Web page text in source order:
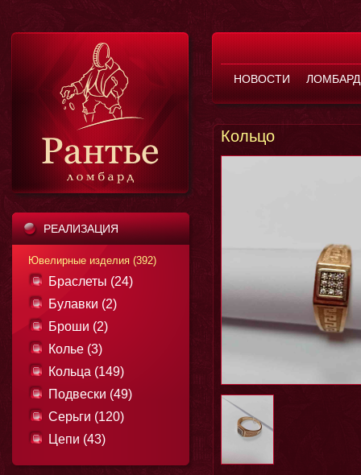
НОВОСТИ ЛОМБАРД
РЕАЛИЗАЦИЯ
Ювелирные изделия (392)
Браслеты (24)
Булавки (2)
Броши (2)
Колье (3)
Кольца (149)
Подвески (49)
Серьги (120)
Цепи (43)
Кольцо